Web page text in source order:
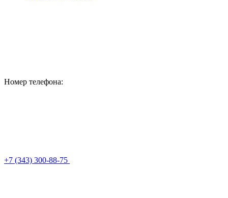
Номер телефона:
+7 (343) 300-88-75